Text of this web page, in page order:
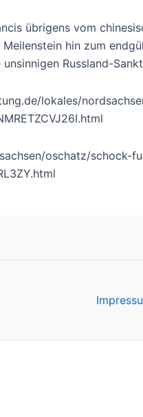
übrigens vom
hin zum
Russland-
lokales/
oschatz/